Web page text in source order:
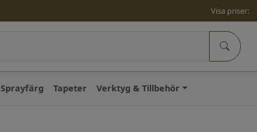
Visa priser:
Sprayfärg Tapeter Verktyg & Tillbehör